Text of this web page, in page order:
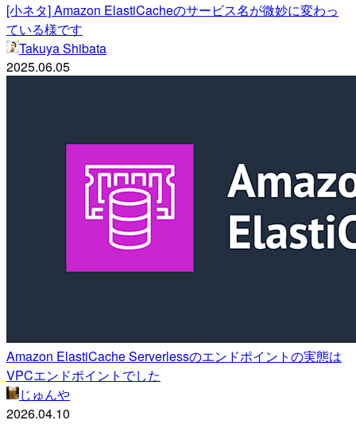
[小ネタ] Amazon ElastiCacheのサービス名が微妙に変わっ
ている様です
Takuya Shibata
2025.06.05
Amazon ElastiCache Serverlessのエンドポイントの実態は
VPCエンドポイントでした
じゅんや
2026.04.10